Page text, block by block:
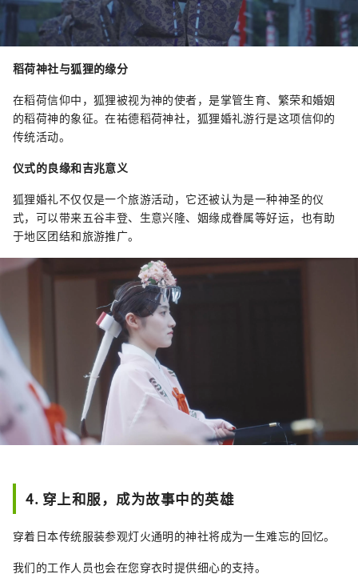
稻荷神社与狐狸的缘分
在稻荷信仰中，狐狸被视为神的使者，是掌管生育、繁荣和婚姻
的稻荷神的象征。在祐德稻荷神社，狐狸婚礼游行是这项信仰的
传统活动。
仪式的良缘和吉兆意义
狐狸婚礼不仅仅是一个旅游活动，它还被认为是一种神圣的仪
式，可以带来五谷丰登、生意兴隆、姻缘成眷属等好运，也有助
于地区团结和旅游推广。
4. 穿上和服，成为故事中的英雄
穿着日本传统服装参观灯火通明的神社将成为一生难忘的回忆。
我们的工作人员也会在您穿衣时提供细心的支持。